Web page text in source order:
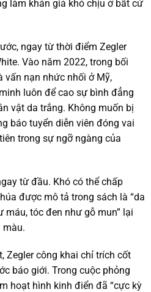
làm khán giả khó chịu ở bất cứ
ngay từ thời điểm Zegler
Vào năm 2022, trong bối
vấn nạn nhức nhối ở Mỹ,
luôn để cao sự bình đẳng
vật da trắng. Không muốn bị
báo tuyển diễn viên đóng vai
trong sự ngỡ ngàng của
từ đầu. Khó có thể chấp
được mô tả trong sách là “da
tóc đen như gỗ mun” lại
màu.
Zegler công khai chỉ trích cốt
báo giới. Trong cuộc phỏng
hoạt hình kinh điển đã “cực kỳ